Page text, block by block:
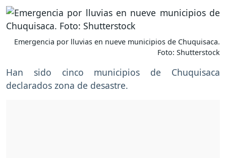
Emergencia por lluvias en nueve municipios de Chuquisaca.
Foto: Shutterstock
Han sido cinco municipios de Chuquisaca
declarados zona de desastre.